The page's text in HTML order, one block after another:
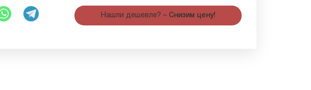
Нашли дешевле? – Снизим цену!